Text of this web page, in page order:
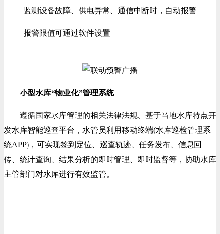
监测设备故障、供电异常、通信中断时，自动报警
报警限值可通过软件设置
小型水库“物业化”管理系统
遵循国家水库管理的相关法律法规、基于当地水库特点开
发水库智能巡查平台，水管员利用移动终端(水库巡检管理系
统APP)，可实现签到定位、巡查轨迹、任务发布、信息回
传、统计查询、结果分析的即时管理、即时监督等，协助水库
主管部门对水库进行有效监管。